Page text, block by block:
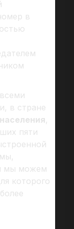
в
в стране
,
пяти
мы можем
которого